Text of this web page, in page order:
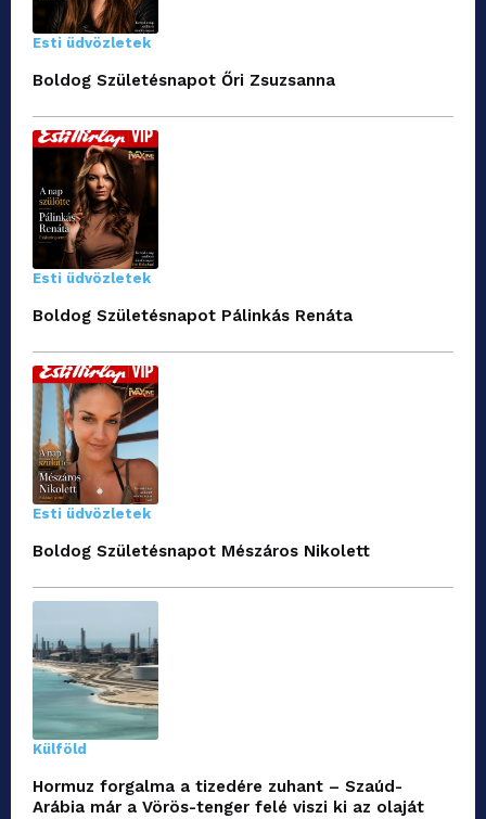
Esti üdvözletek
Boldog Születésnapot Őri Zsuzsanna
Esti üdvözletek
Boldog Születésnapot Pálinkás Renáta
Esti üdvözletek
Boldog Születésnapot Mészáros Nikolett
Külföld
Hormuz forgalma a tizedére zuhant – Szaúd-
Arábia már a Vörös-tenger felé viszi ki az olaját